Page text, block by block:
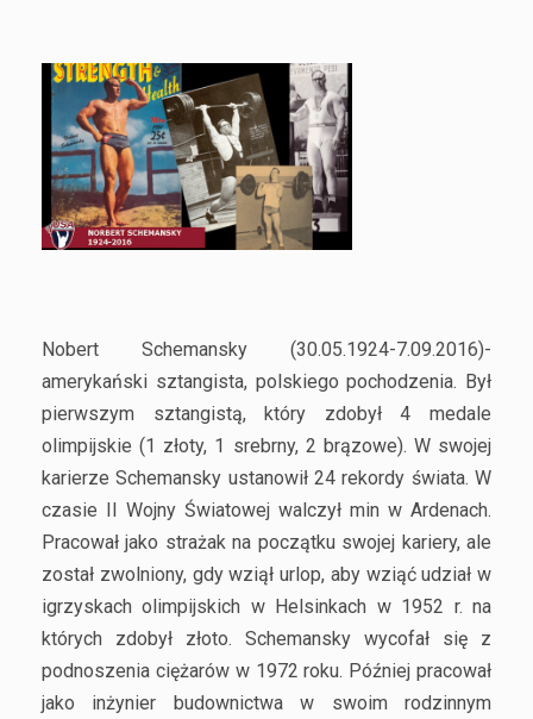
Nobert Schemansky (30.05.1924-7.09.2016)-
amerykański sztangista, polskiego pochodzenia. Był
pierwszym sztangistą, który zdobył 4 medale
olimpijskie (1 złoty, 1 srebrny, 2 brązowe). W swojej
karierze Schemansky ustanowił 24 rekordy świata. W
czasie II Wojny Światowej walczył min w Ardenach.
Pracował jako strażak na początku swojej kariery, ale
został zwolniony, gdy wziął urlop, aby wziąć udział w
igrzyskach olimpijskich w Helsinkach w 1952 r. na
których zdobył złoto. Schemansky wycofał się z
podnoszenia ciężarów w 1972 roku. Później pracował
jako inżynier budownictwa w swoim rodzinnym